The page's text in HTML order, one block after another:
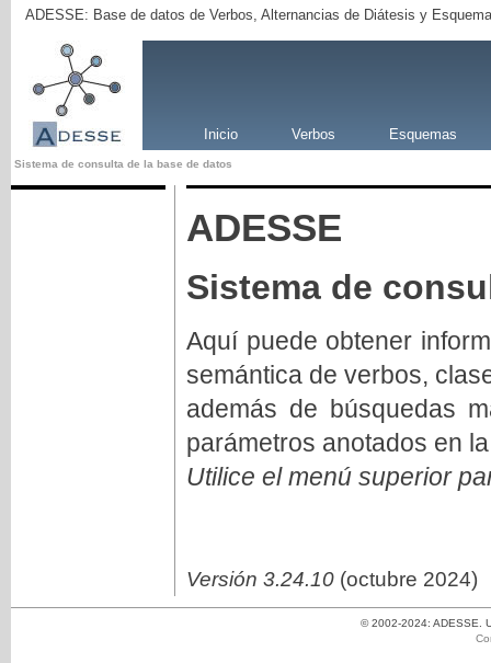
ADESSE: Base de datos de Verbos, Alternancias de Diátesis y
Inicio Verbos Esquemas
Sistema de consulta de la base de datos
ADESSE
Sistema de
Aquí puede obtener
semántica de verbos,
además de búsquedas
parámetros anotados en
Utilice el menú superior
Versión 3.24.10 (octubre 2024)
© 2002-2024: ADESSE.